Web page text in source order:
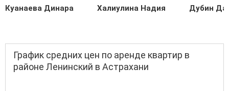
Куанаева Динара Халиулина Надия Дубин
График средних цен по аренде квартир в
районе Ленинский в Астрахани